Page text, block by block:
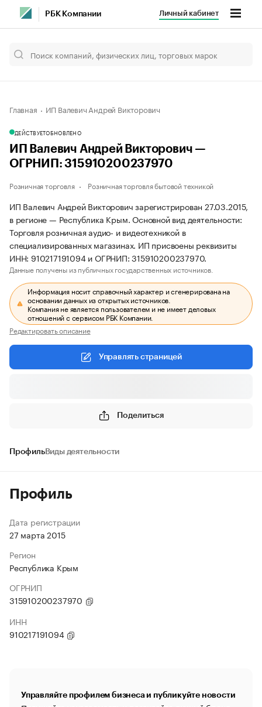
РБК Компании Личный кабинет
Главная ИП Валевич Андрей Викторович
ДЕЙСТВУЕТОБНОВЛЕНО
ИП Валевич Андрей Викторович —
ОГРНИП: 315910200237970
Розничная торговля Розничная торговля бытовой техникой
ИП Валевич Андрей Викторович зарегистрирован 27.03.2015,
в регионе — Республика Крым. Основной вид деятельности:
Торговля розничная аудио- и видеотехникой в
специализированных магазинах. ИП присвоены реквизиты
ИНН: 910217191094 и ОГРНИП: 315910200237970.
Данные получены из публичных государственных источников.
Информация носит справочный характер и сгенерирована на
основании данных из открытых источников.
Компания не является пользователем и не имеет деловых
отношений с сервисом РБК Компании.
Редактировать описание
Управлять страницей
Поделиться
ПрофильВиды деятельности
Профиль
Дата регистрации
27 марта 2015
Регион
Республика Крым
ОГРНИП
315910200237970
ИНН
910217191094
Управляйте профилем бизнеса и публикуйте новости